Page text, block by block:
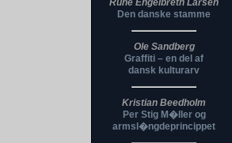
Rune Engelbreth Larsen
Den danske stamme
Ole Sandberg
Graffiti – en del af
dansk kulturarv
Kristian Beedholm
Per Stig M�ller og
armsl�ngdeprincippet